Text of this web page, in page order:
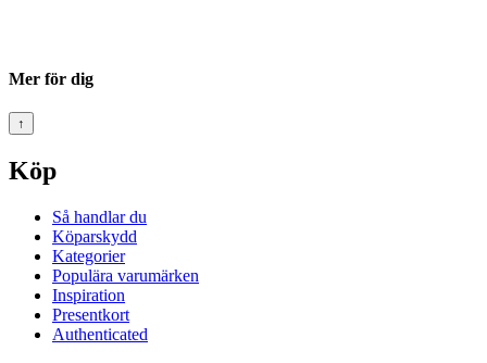
Mer för dig
↑
Köp
Så handlar du
Köparskydd
Kategorier
Populära varumärken
Inspiration
Presentkort
Authenticated